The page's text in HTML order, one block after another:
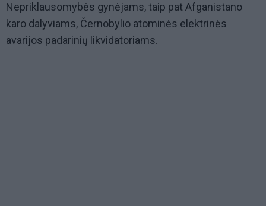
Nepriklausomybės gynėjams, taip pat Afganistano
karo dalyviams, Černobylio atominės elektrinės
avarijos padarinių likvidatoriams.